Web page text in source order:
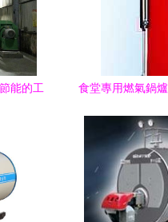
能的工
食堂專用燃氣鍋